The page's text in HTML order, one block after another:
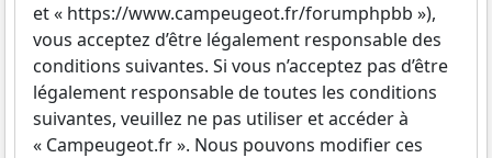
et « https://www.campeugeot.fr/forumphpbb »),
vous acceptez d’être légalement responsable des
conditions suivantes. Si vous n’acceptez pas d’être
légalement responsable de toutes les conditions
suivantes, veuillez ne pas utiliser et accéder à
« Campeugeot.fr ». Nous pouvons modifier ces